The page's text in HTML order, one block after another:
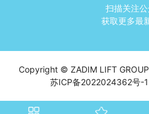
扫描关注
获取更多最
Copyright © ZADIM LIFT
苏ICP备2022024362号-1